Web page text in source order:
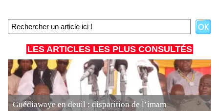
LES ARTICLES LES PLUS CONSULTÉS
Guédiawaye en deuil : disparition de l’imam